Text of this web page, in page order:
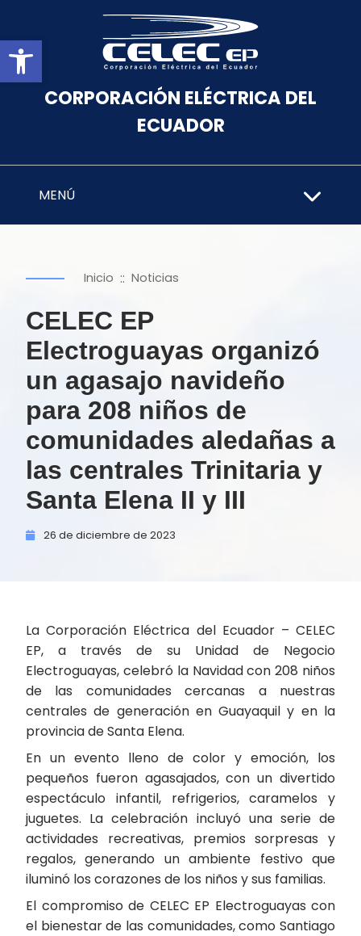
Abrir barra de herramientas
CORPORACIÓN ELÉCTRICA DEL
ECUADOR
MENÚ
Inicio :: Noticias
CELEC EP
Electroguayas organizó
un agasajo navideño
para 208 niños de
comunidades aledañas a
las centrales Trinitaria y
Santa Elena II y III
26 de diciembre de 2023
La Corporación Eléctrica del Ecuador – CELEC
EP, a través de su Unidad de Negocio
Electroguayas, celebró la Navidad con 208 niños
de las comunidades cercanas a nuestras
centrales de generación en Guayaquil y en la
provincia de Santa Elena.
En un evento lleno de color y emoción, los
pequeños fueron agasajados, con un divertido
espectáculo infantil, refrigerios, caramelos y
juguetes. La celebración incluyó una serie de
actividades recreativas, premios sorpresas y
regalos, generando un ambiente festivo que
iluminó los corazones de los niños y sus familias.
El compromiso de CELEC EP Electroguayas con
el bienestar de las comunidades, como Santiago